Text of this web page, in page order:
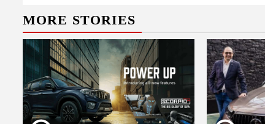
MORE STORIES